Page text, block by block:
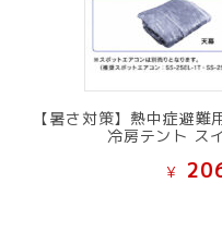
【暑さ対策】熱中症避
冷房テント ス
¥